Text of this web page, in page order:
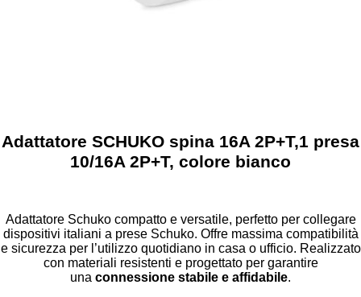
Adattatore SCHUKO spina 16A 2P+T,1 presa
10/16A 2P+T, colore bianco
Adattatore Schuko compatto e versatile, perfetto per collegare
dispositivi italiani a prese Schuko. Offre massima compatibilità
e sicurezza per l’utilizzo quotidiano in casa o ufficio. Realizzato
con materiali resistenti e progettato per garantire
una connessione stabile e affidabile.